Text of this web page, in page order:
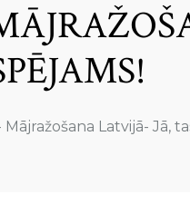
Latvijā- Jā,